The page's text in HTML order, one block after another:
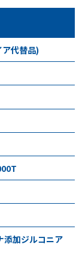
代替品)
添加ジルコニア